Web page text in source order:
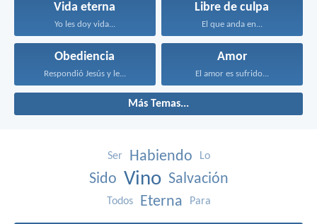
Vida eterna
Yo les doy vida...
Libre de culpa
El que anda en...
Obediencia
Respondió Jesús y le...
Amor
El amor es sufrido...
Más Temas...
Ser Habiendo Lo
Sido Vino Salvación
Todos Eterna Para